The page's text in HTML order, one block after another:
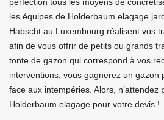
perfection tous les moyens de
les équipes de Holderbaum elagage
Habscht au Luxembourg réalisent vos
afin de vous offrir de petits ou grands
tonte de gazon qui correspond à vos
interventions, vous gagnerez un gazon
face aux intempéries. Alors, n’attendez
Holderbaum elagage pour votre devis !